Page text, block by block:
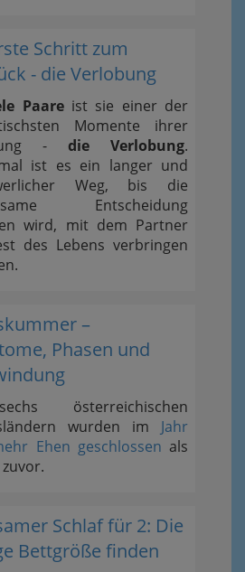
Schritt zum
- die Verlobung
Paareist sie einer der
Momente ihrer
- die Verlobung.
ist es ein langer und
Weg, bis die
Entscheidung
wird, mit dem Partner
des Lebens verbringen
–
Phasen und
österreichischen
wurden im Jahr
Ehen geschlossen als
Schlaf für 2: Die
Bettgröße finden